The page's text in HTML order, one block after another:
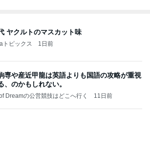
ヤクルトのマスカット味
トピックス 1日前
専や産近甲龍は英語よりも国語の攻略が重視
、のかもしれない。
Dreamの公営競技はどこへ行く 11日前